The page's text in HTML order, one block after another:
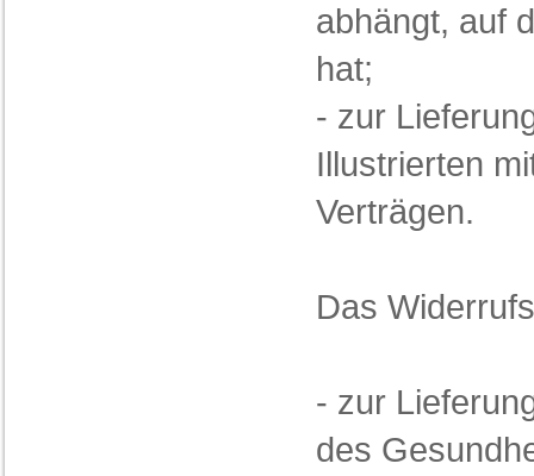
abhängt, auf
hat;
- zur
Illustrierten
Verträgen.
Das
- zur
des